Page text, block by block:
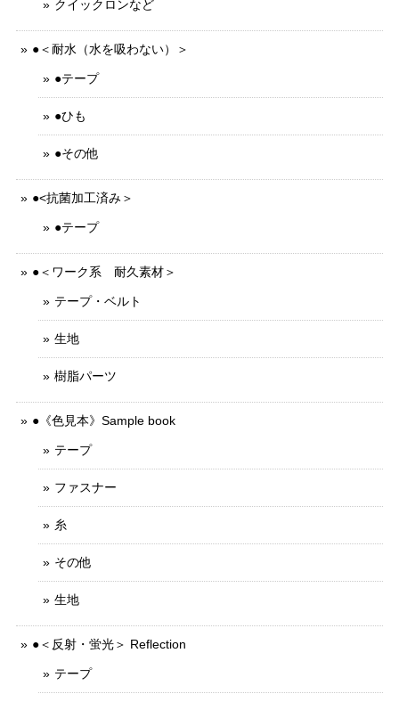
クイックロンなど
●＜耐水（水を吸わない）＞
●テープ
●ひも
●その他
●<抗菌加工済み＞
●テープ
●＜ワーク系 耐久素材＞
テープ・ベルト
生地
樹脂パーツ
●《色見本》Sample book
テープ
ファスナー
糸
その他
生地
●＜反射・蛍光＞ Reflection
テープ